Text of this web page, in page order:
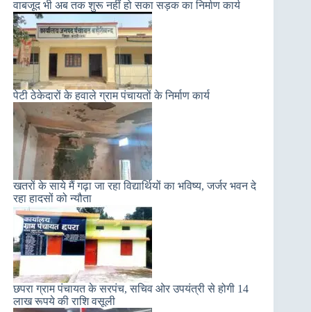
वाबजूद भी अब तक शुरू नहीं हो सका सड़क का निर्माण कार्य
पेटी ठेकेदारों के हवाले ग्राम पंचायतों के निर्माण कार्य
खतरों के साये मैं गढ़ा जा रहा विद्यार्थियों का भविष्य, जर्जर भवन दे
रहा हादसों को न्यौता
छपरा ग्राम पंचायत के सरपंच, सचिव ओर उपयंत्री से होगी 14
लाख रूपये की राशि वसूली